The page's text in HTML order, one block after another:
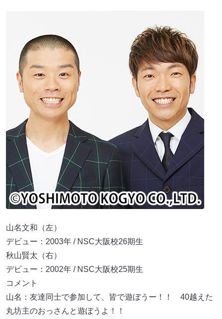
山名文和（左）
デビュー：2003年 / NSC大阪校26期生
秋山賢太（右）
デビュー：2002年 / NSC大阪校25期生
コメント
山名：友達同士で参加して、皆で遊ぼうー！！ 40越えた
丸坊主のおっさんと遊ぼうよ！！